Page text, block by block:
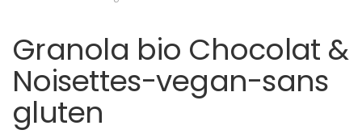
Granola bio Chocolat &
Noisettes-vegan-sans
gluten